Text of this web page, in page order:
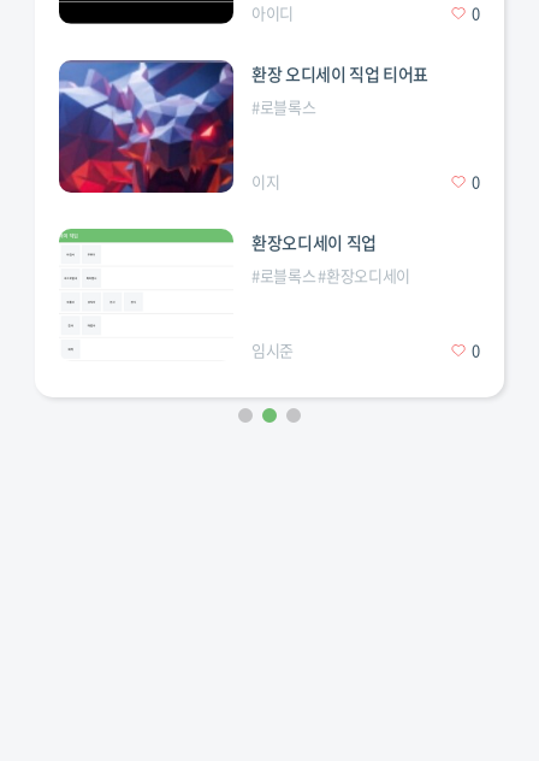
아이디 0
환장 오디세이 직업 티어표
#로블록스
이지 0
환장오디세이 직업
#로블록스#환장오디세이
임시준 0